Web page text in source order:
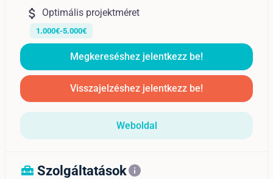
attach_money Optimális projektméret
1.000€-5.000€
Megkereséshez jelentkezz be!
Visszajelzéshez jelentkezz be!
Weboldal
home_repair_service Szolgáltatásokinfo